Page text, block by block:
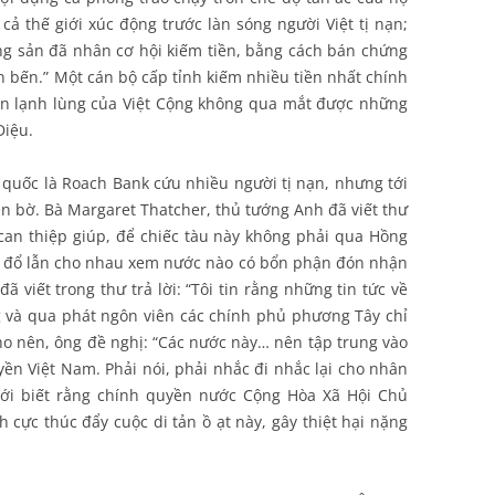
thế giới xúc động trước làn sóng người Việt tị nạn;
sản đã nhân cơ hội kiếm tiền, bằng cách bán chứng
bến.” Một cán bộ cấp tỉnh kiếm nhiều tiền nhất chính
lạnh lùng của Việt Cộng không qua mắt được những
là Roach Bank cứu nhiều người tị nạn, nhưng tới
bờ. Bà Margaret Thatcher, thủ tướng Anh đã viết thư
thiệp giúp, để chiếc tàu này không phải qua Hồng
lẫn cho nhau xem nước nào có bổn phận đón nhận
viết trong thư trả lời: “Tôi tin rằng những tin tức về
qua phát ngôn viên các chính phủ phương Tây chỉ
nên, ông đề nghị: “Các nước này… nên tập trung vào
Việt Nam. Phải nói, phải nhắc đi nhắc lại cho nhân
biết rằng chính quyền nước Cộng Hòa Xã Hội Chủ
cực thúc đẩy cuộc di tản ồ ạt này, gây thiệt hại nặng